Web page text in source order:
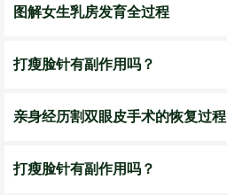
图解女生乳房发育全过程
打瘦脸针有副作用吗？
亲身经历割双眼皮手术的恢复过程
打瘦脸针有副作用吗？